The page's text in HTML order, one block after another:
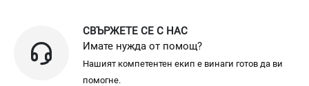
СВЪРЖЕТЕ СЕ С НАС
Имате нужда от помощ?
Нашият компетентен екип е винаги готов да ви
помогне.